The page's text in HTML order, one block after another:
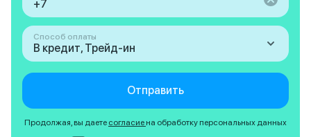
Способ оплаты
В кредит, Трейд-ин
Отправить
Продолжая, вы даете согласие на обработку персональных данных